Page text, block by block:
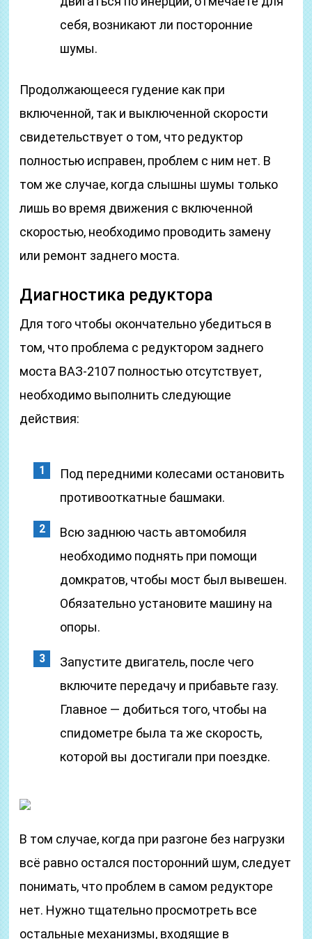
себя, возникают ли посторонние
шумы.
Продолжающееся гудение как при
включенной, так и выключенной скорости
свидетельствует о том, что редуктор
полностью исправен, проблем с ним нет. В
том же случае, когда слышны шумы только
лишь во время движения с включенной
скоростью, необходимо проводить замену
или ремонт заднего моста.
Диагностика редуктора
Для того чтобы окончательно убедиться в
том, что проблема с редуктором заднего
моста ВАЗ-2107 полностью отсутствует,
необходимо выполнить следующие
действия:
Под передними колесами остановить
противооткатные башмаки.
Всю заднюю часть автомобиля
необходимо поднять при помощи
домкратов, чтобы мост был вывешен.
Обязательно установите машину на
опоры.
Запустите двигатель, после чего
включите передачу и прибавьте газу.
Главное — добиться того, чтобы на
спидометре была та же скорость,
которой вы достигали при поездке.
В том случае, когда при разгоне без нагрузки
всё равно остался посторонний шум, следует
понимать, что проблем в самом редукторе
нет. Нужно тщательно просмотреть все
остальные механизмы, входящие в